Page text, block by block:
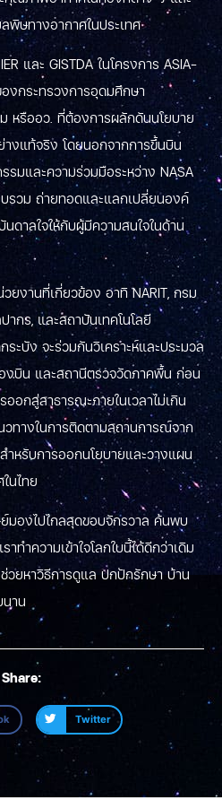
ษทางอากาศในประเทศ
และ GISTDA ในโครงการ ASIA-
งกระทรวงการอุดมศึกษา
หรืออว. ที่ต้องการผลักดันนโยบาย
างแท้จริง โดยนอกจากการขึ้นบิน
มและความร่วมมือระหว่าง NASA
รวม ถ่ายทอดและแลกเปลี่ยนองค์
ดาลใจให้กับผู้มีความสนใจในด้าน
ยงานที่เกี่ยวข้อง อาทิ NARIT, กรม
กร, และสถาบันเทคโนโลยี
ะบัง จะร่วมกันวิเคราะห์และประมวล
งบิน และสถานีตรวจวัดภาคพื้น ก่อน
อกสู่สาธารณะภายในเวลาไม่เกิน
ทางในการติดตามสถานการณ์จาก
หรับการออกนโยบายและวางแผน
นไทย
มองไปไกลสุดขอบจักรวาล ค้นพบ
าทำความเข้าใจโลกใบนี้ได้ดีกว่าเดิม
วยหาวิธีการดูแล ปกปักรักษา บ้าน
าน
Share:
Twitter